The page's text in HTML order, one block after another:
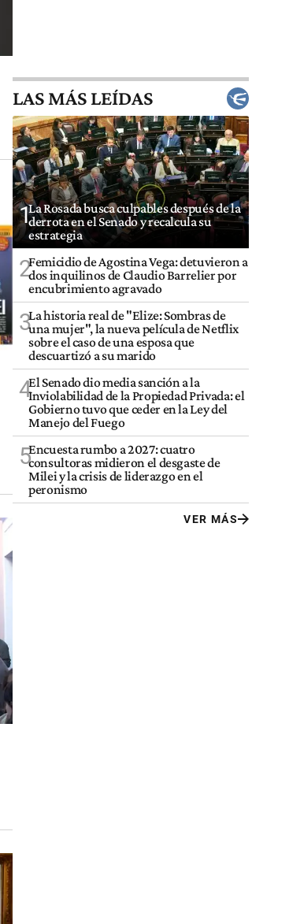
LAS MÁS LEÍDAS
1La Rosada busca culpables después de la
derrota en el Senado y recalcula su
estrategia
2Femicidio de Agostina Vega: detuvieron a
dos inquilinos de Claudio Barrelier por
encubrimiento agravado
3La historia real de "Elize: Sombras de
una mujer", la nueva película de Netflix
sobre el caso de una esposa que
descuartizó a su marido
4El Senado dio media sanción a la
Inviolabilidad de la Propiedad Privada: el
Gobierno tuvo que ceder en la Ley del
Manejo del Fuego
5Encuesta rumbo a 2027: cuatro
consultoras midieron el desgaste de
Milei y la crisis de liderazgo en el
peronismo
VER MÁS